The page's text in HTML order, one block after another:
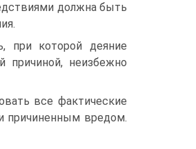
должна быть
при ко­торой деяние
причиной, неизбежно
все фактические
причиненным вредом.